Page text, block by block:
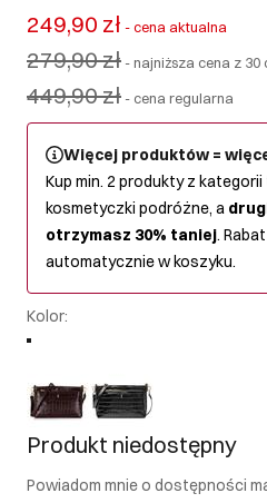
249,90 zł -cena aktualna
279,90 zł -najniższa cena z
449,90 zł - cena regularna
Więcej produktów =
Kup min. 2 produkty z
kosmetyczki podróżne, a
otrzymasz 30% taniej.
automatycznie w koszyku.
Kolor:
Produkt niedostępny
Powiadom mnie o dostępności